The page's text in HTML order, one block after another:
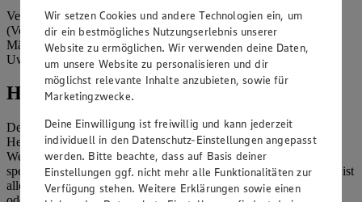
Vertretungsberechtigte: Rainer Huber (Sprecher)
(Vorstandsmitglied), Klaus Fickert (Vorstandsmitglied), Jürgen
Mäder (Vorstandsmitglied), Patrick Mogck (Vorstandsmitglied),
Uwe Kohler
Hinweise
Der Inhalt dieser Website ist urheberrechtlich geschützt. Der
Herausgeber gewährt Ihnen jedoch das Recht, den auf dieser
Website bereitgestellten Text ganz oder ausschnittsweise zu
speichern und zu vervielfältigen. Aus Gründen des Urheberrechts ist
allerdings die Speicherung und Vervielfältigung von Bildmaterial
Wir setzen Cookies und andere Technologien ein, um
dir ein bestmögliches Nutzungserlebnis unserer
Website zu ermöglichen. Wir verwenden deine Daten,
um unsere Website zu personalisieren und dir
möglichst relevante Inhalte anzubieten, sowie für
Marketingzwecke.
Deine Einwilligung ist freiwillig und kann jederzeit
individuell in den Datenschutz-Einstellungen angepasst
werden. Bitte beachte, dass auf Basis deiner
Einstellungen ggf. nicht mehr alle Funktionalitäten zur
Verfügung stehen. Weitere Erklärungen sowie einen